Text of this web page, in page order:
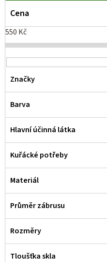
Cena
550 Kč
Značky
Barva
Hlavní účinná látka
Kuřácké potřeby
Materiál
Průměr zábrusu
Rozměry
Tloušťka skla
p
i
s
p
r
o
d
u
k
t
ů